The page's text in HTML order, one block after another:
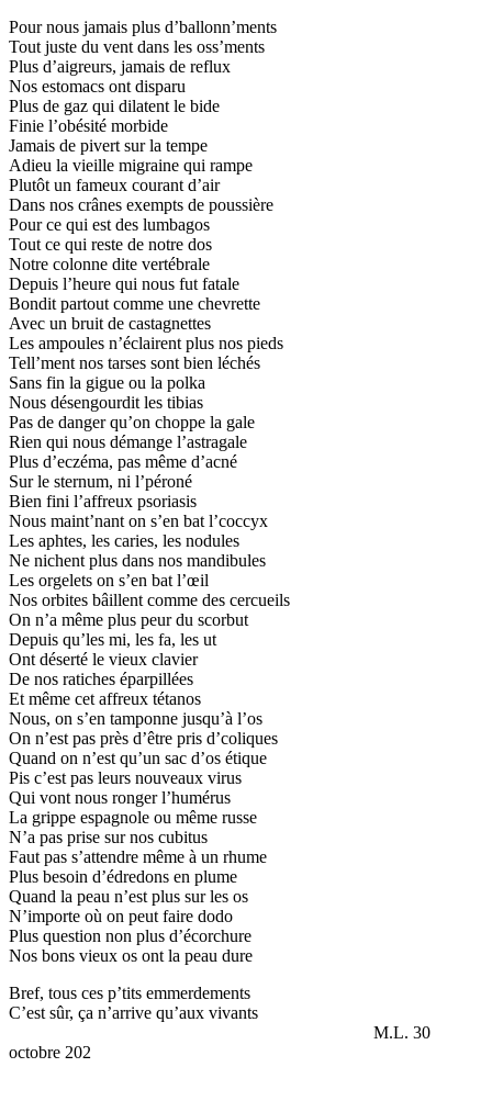
Pour nous jamais plus d’ballonn’ments
Tout juste du vent dans les oss’ments
Plus d’aigreurs, jamais de reflux
Nos estomacs ont disparu
Plus de gaz qui dilatent le bide
Finie l’obésité morbide
Jamais de pivert sur la tempe
Adieu la vieille migraine qui rampe
Plutôt un fameux courant d’air
Dans nos crânes exempts de poussière
Pour ce qui est des lumbagos
Tout ce qui reste de notre dos
Notre colonne dite vertébrale
Depuis l’heure qui nous fut fatale
Bondit partout comme une chevrette
Avec un bruit de castagnettes
Les ampoules n’éclairent plus nos pieds
Tell’ment nos tarses sont bien léchés
Sans fin la gigue ou la polka
Nous désengourdit les tibias
Pas de danger qu’on choppe la gale
Rien qui nous démange l’astragale
Plus d’eczéma, pas même d’acné
Sur le sternum, ni l’péroné
Bien fini l’affreux psoriasis
Nous maint’nant on s’en bat l’coccyx
Les aphtes, les caries, les nodules
Ne nichent plus dans nos mandibules
Les orgelets on s’en bat l’œil
Nos orbites bâillent comme des cercueils
On n’a même plus peur du scorbut
Depuis qu’les mi, les fa, les ut
Ont déserté le vieux clavier
De nos ratiches éparpillées
Et même cet affreux tétanos
Nous, on s’en tamponne jusqu’à l’os
On n’est pas près d’être pris d’coliques
Quand on n’est qu’un sac d’os étique
Pis c’est pas leurs nouveaux virus
Qui vont nous ronger l’humérus
La grippe espagnole ou même russe
N’a pas prise sur nos cubitus
Faut pas s’attendre même à un rhume
Plus besoin d’édredons en plume
Quand la peau n’est plus sur les os
N’importe où on peut faire dodo
Plus question non plus d’écorchure
Nos bons vieux os ont la peau dure
Bref, tous ces p’tits emmerdements
C’est sûr, ça n’arrive qu’aux vivants
M.L. 30
octobre 202